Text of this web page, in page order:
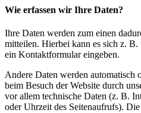
Wie erfassen wir Ihre Daten?
Ihre Daten werden zum einen
mitteilen. Hierbei kann es sich z.
ein Kontaktformular eingeben.
Andere Daten werden
beim Besuch der Website durch
vor allem technische Daten (z. B.
oder Uhrzeit des Seitenaufrufs).